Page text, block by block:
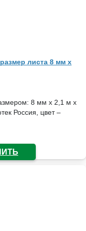
листа 8 мм x
8 мм х 2,1 м х
Россия, цвет –